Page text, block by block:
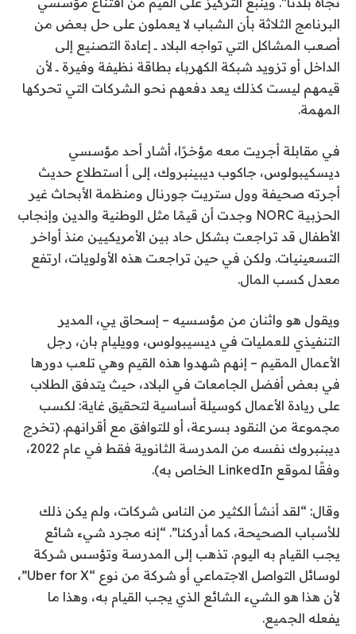
البرنامج الثلاثة بأن الشباب لا يعملون على حل بعض من
أصعب المشاكل التي تواجه البلاد ــ إعادة التصنيع إلى
الداخل أو تزويد شبكة الكهرباء بطاقة نظيفة وفيرة ــ لأن
قيمهم ليست كذلك يعد دفعهم نحو الشركات التي تحركها
المهمة.
في مقابلة أجريت معه مؤخرًا، أشار أحد مؤسسي
ديسكيبولوس، جاكوب ديبينبروك، إلى أ استطلاع حديث
أجرته صحيفة وول ستريت جورنال ومنظمة الأبحاث غير
الحزبية NORC
وجدت أن قيمًا مثل الوطنية والدين وإنجاب
الأطفال قد تراجعت بشكل حاد بين الأمريكيين منذ أواخر
التسعينيات. ولكن في حين تراجعت هذه الأولويات، ارتفع
معدل كسب المال.
ويقول هو واثنان من مؤسسيه – إسحاق يي، المدير
التنفيذي للعمليات في ديسيبولوس، وويليام بان، رجل
الأعمال المقيم – إنهم شهدوا هذه القيم وهي تلعب دورها
في بعض أفضل الجامعات في البلاد، حيث يتدفق الطلاب
على ريادة الأعمال كوسيلة أساسية لتحقيق غاية: لكسب
مجموعة من النقود بسرعة، أو للتوافق مع أقرانهم. (تخرج
ديبنبروك نفسه من المدرسة الثانوية فقط في عام 2022،
وفقًا لموقع LinkedIn الخاص به).
وقال: “لقد أنشأ الكثير من الناس شركات، ولم يكن ذلك
للأسباب الصحيحة، كما أدركنا”. “إنه مجرد شيء شائع
يجب القيام به اليوم. تذهب إلى المدرسة وتؤسس شركة
لوسائل التواصل الاجتماعي أو شركة من نوع “Uber for X”،
لأن هذا هو الشيء الشائع الذي يجب القيام به، وهذا ما
يفعله الجميع.